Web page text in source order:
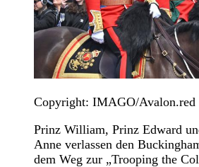
Copyright: IMAGO/Avalon.red
Prinz William, Prinz Edward
Anne verlassen den
dem Weg zur „Trooping the